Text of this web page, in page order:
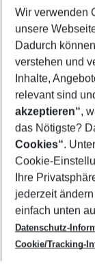
2
Footer
Footer
Über uns
AGB
Cookie-
Cookie-
Datenschutz
Service & Hilfe
Barrierefreies
Check-in
Folgen Sie uns
Wir verwenden
unsere
Dadurch
verstehen und
Inhalte,
relevant sind
akzeptieren“,
das Nötigste?
Cookies“. Unter
Cookie-
Ihre
jederzeit
einfach unten
Datenschutz-
Cookie/Tracking-